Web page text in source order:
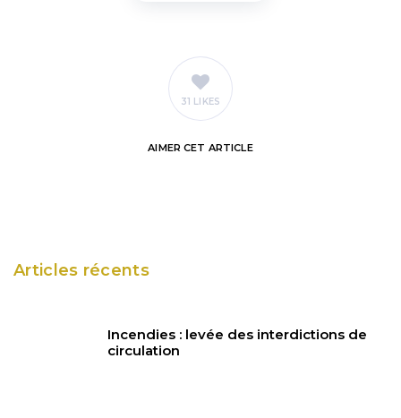
31 LIKES
AIMER CET ARTICLE
Articles récents
Incendies : levée des interdictions de
circulation